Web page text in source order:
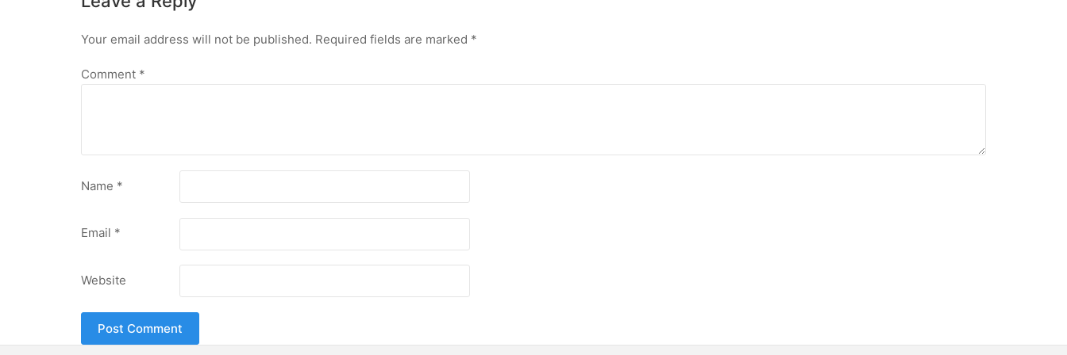
Your email address will not be published. Required fields are marked *
Comment *
Name *
Email *
Website